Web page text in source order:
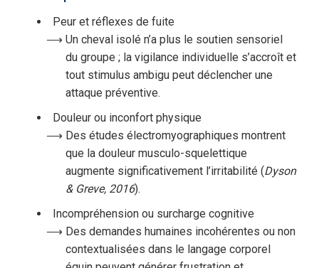
Peur et réflexes de fuite
Un cheval isolé n’a plus le soutien sensoriel
du groupe ; la vigilance individuelle s’accroît et
tout stimulus ambigu peut déclencher une
attaque préventive.
Douleur ou inconfort physique
Des études électromyographiques montrent
que la douleur musculo-squelettique
augmente significativement l’irritabilité (Dyson
& Greve, 2016).
Incompréhension ou surcharge cognitive
Des demandes humaines incohérentes ou non
contextualisées dans le langage corporel